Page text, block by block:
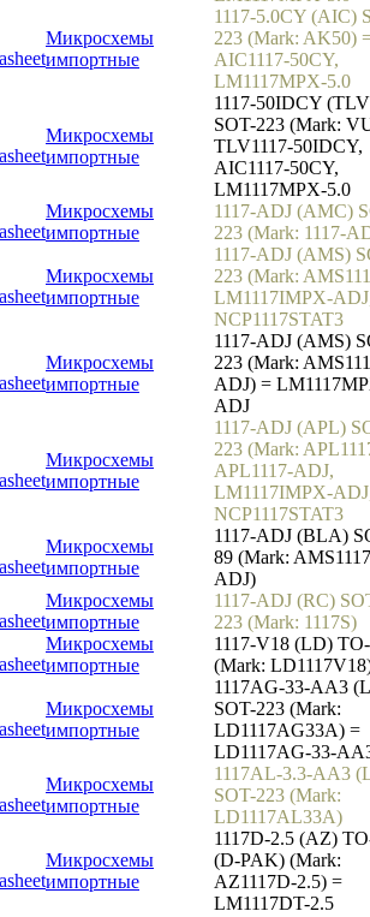
Микросхемы
импортные
1117-5.0CY (AIC)
223 (Mark: AK50)
AIC1117-50CY,
LM1117MPX-5.0
Микросхемы
импортные
1117-50IDCY
SOT-223 (Mark:
TLV1117-50IDCY,
AIC1117-50CY,
LM1117MPX-5.0
Микросхемы
импортные
1117-ADJ (AMC)
223 (Mark: 1117-
Микросхемы
импортные
1117-ADJ (AMS)
223 (Mark:
LM1117IMPX-
NCP1117STAT3
Микросхемы
импортные
1117-ADJ (AMS)
223 (Mark:
ADJ) =
ADJ
Микросхемы
импортные
1117-ADJ (APL)
223 (Mark:
APL1117-ADJ,
LM1117IMPX-
NCP1117STAT3
Микросхемы
импортные
1117-ADJ (BLA)
89 (Mark:
ADJ)
Микросхемы
импортные
1117-ADJ (RC)
223 (Mark: 1117S)
Микросхемы
импортные
1117-V18 (LD)
(Mark:
Микросхемы
импортные
1117AG-33-AA3
SOT-223 (Mark:
LD1117AG33A) =
LD1117AG-33-
Микросхемы
импортные
1117AL-3.3-AA3
SOT-223 (Mark:
LD1117AL33A)
Микросхемы
импортные
1117D-2.5 (AZ)
(D-PAK) (Mark:
AZ1117D-2.5) =
LM1117DT-2.5